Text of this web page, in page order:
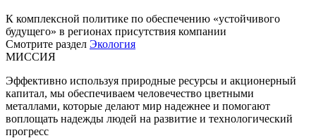
К комплексной политике по обеспечению «устойчивого
будущего» в регионах присутствия компании
Смотрите раздел Экология
МИССИЯ
Эффективно используя природные ресурсы и акционерный
капитал, мы обеспечиваем человечество цветными
металлами, которые делают мир надежнее и помогают
воплощать надежды людей на развитие и технологический
прогресс